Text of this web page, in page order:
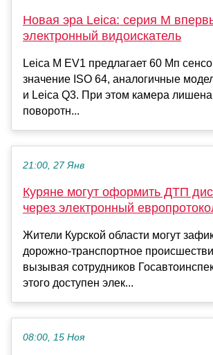
Новая эра Leica: серия M
электронный видоискатель
Leica M EV1 предлагает 60 Мп
значение ISO 64, аналогичные
и Leica Q3. При этом камера
поворотн...
21:00, 27 Янв
Куряне могут оформить ДТП
через электронный
Жители Курской области могут
дорожно-транспортное
вызывая сотрудников
этого доступен элек...
08:00, 15 Ноя